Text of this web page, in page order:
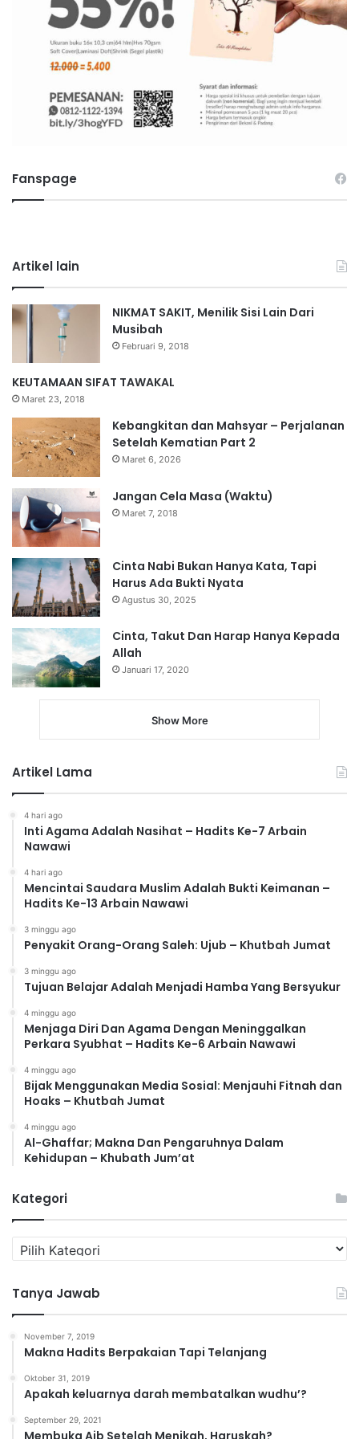
Fanspage
Artikel lain
NIKMAT SAKIT, Menilik Sisi Lain Dari
Musibah
Februari 9, 2018
KEUTAMAAN SIFAT TAWAKAL
Maret 23, 2018
Kebangkitan dan Mahsyar – Perjalanan
Setelah Kematian Part 2
Maret 6, 2026
Jangan Cela Masa (Waktu)
Maret 7, 2018
Cinta Nabi Bukan Hanya Kata, Tapi
Harus Ada Bukti Nyata
Agustus 30, 2025
Cinta, Takut Dan Harap Hanya Kepada
Allah
Januari 17, 2020
Show More
Artikel Lama
4 hari ago
Inti Agama Adalah Nasihat – Hadits Ke-7 Arbain
Nawawi
4 hari ago
Mencintai Saudara Muslim Adalah Bukti Keimanan –
Hadits Ke-13 Arbain Nawawi
3 minggu ago
Penyakit Orang-Orang Saleh: Ujub – Khutbah Jumat
3 minggu ago
Tujuan Belajar Adalah Menjadi Hamba Yang Bersyukur
4 minggu ago
Menjaga Diri Dan Agama Dengan Meninggalkan
Perkara Syubhat – Hadits Ke-6 Arbain Nawawi
4 minggu ago
Bijak Menggunakan Media Sosial: Menjauhi Fitnah dan
Hoaks – Khutbah Jumat
4 minggu ago
Al-Ghaffar; Makna Dan Pengaruhnya Dalam
Kehidupan – Khubath Jum’at
Kategori
a
e
g
Tanya Jawab
November 7, 2019
Makna Hadits Berpakaian Tapi Telanjang
Oktober 31, 2019
Apakah keluarnya darah membatalkan wudhu’?
September 29, 2021
Membuka Aib Setelah Menikah, Haruskah?